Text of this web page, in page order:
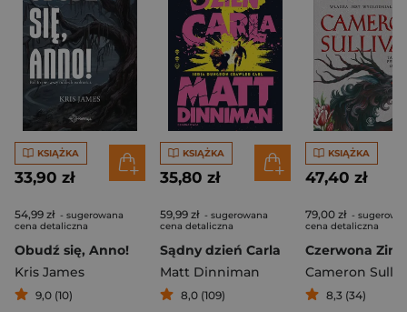
KSIĄŻKA
33,90 zł
54,99 zł - sugerowana
cena detaliczna
Obudź się, Anno!
Kris James
9,0 (10)
KSIĄŻKA
35,80 zł
59,99 zł - sugerowana
cena detaliczna
Sądny dzień Carla
Matt Dinniman
8,0 (109)
KSIĄŻKA
47,40 zł
79,00 zł -
cena detaliczna
Czerwona
Cameron
8,3 (34)